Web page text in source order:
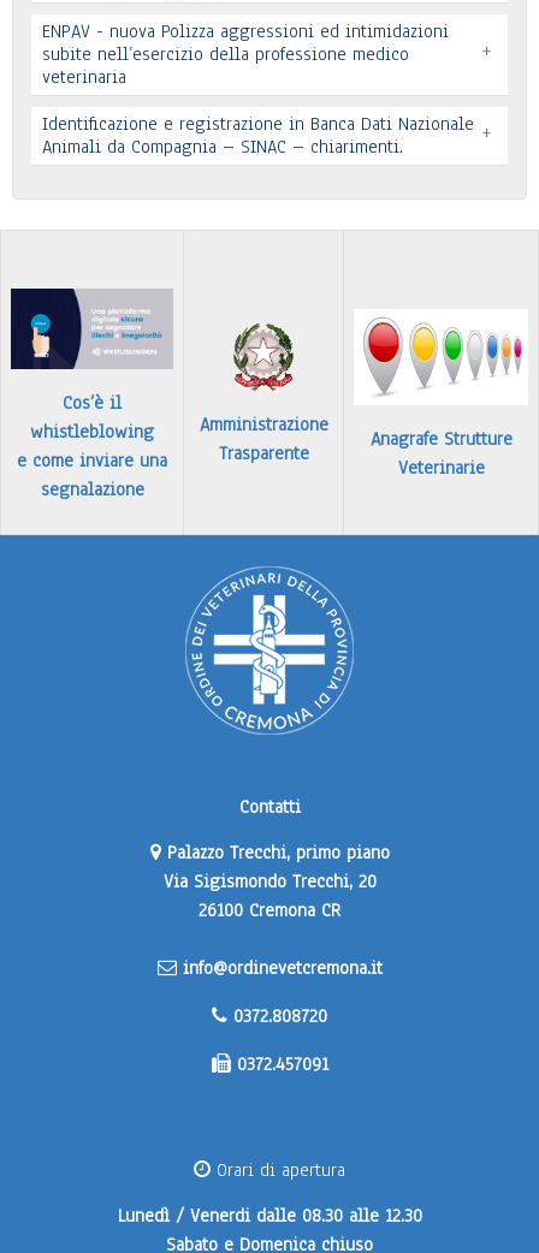
Leggi tutto
Leggi tutto
ENPAV - nuova Polizza aggressioni ed intimidazioni
subite nell’esercizio della professione medico
veterinaria
+
In allegato si pubblica lettera pervenuta
Identificazione e registrazione in Banca Dati Nazionale
Animali da Compagnia – SINAC – chiarimenti.
+
Cos’è il
whistleblowing
e come inviare una
segnalazione
Amministrazione
Trasparente
Anagrafe Strutture
Veterinarie
Contatti
Palazzo Trecchi, primo piano
Via Sigismondo Trecchi, 20
26100 Cremona CR
info@ordinevetcremona.it
0372.808720
0372.457091
Orari di apertura
Lunedì / Venerdidalle 08.30 alle 12.30
Sabato e Domenica chiuso